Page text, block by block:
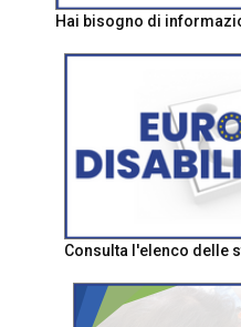
Hai bisogno di
Consulta l'elenco delle